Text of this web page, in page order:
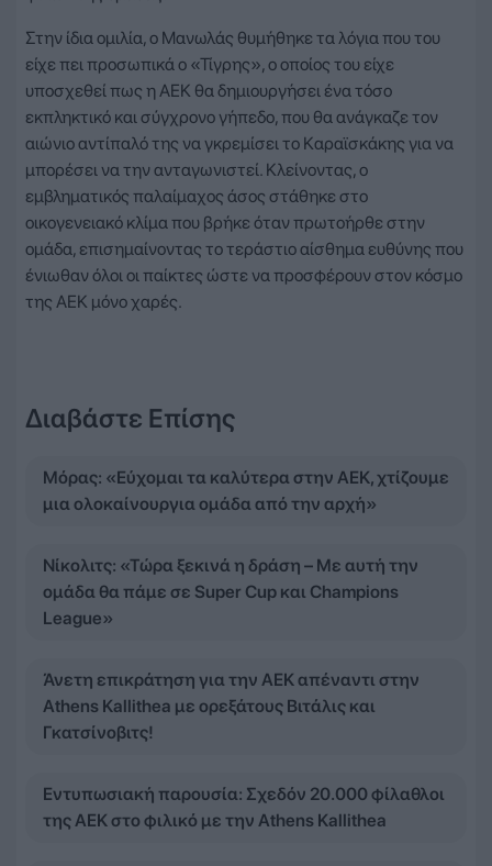
Στην ίδια ομιλία, ο Μανωλάς θυμήθηκε τα λόγια που του
είχε πει προσωπικά ο «Τίγρης», ο οποίος του είχε
υποσχεθεί πως η ΑΕΚ θα δημιουργήσει ένα τόσο
εκπληκτικό και σύγχρονο γήπεδο, που θα ανάγκαζε τον
αιώνιο αντίπαλό της να γκρεμίσει το Καραϊσκάκης για να
μπορέσει να την ανταγωνιστεί. Κλείνοντας, ο
εμβληματικός παλαίμαχος άσος στάθηκε στο
οικογενειακό κλίμα που βρήκε όταν πρωτοήρθε στην
ομάδα, επισημαίνοντας το τεράστιο αίσθημα ευθύνης που
ένιωθαν όλοι οι παίκτες ώστε να προσφέρουν στον κόσμο
της ΑΕΚ μόνο χαρές.
Διαβάστε Επίσης
Μόρας: «Εύχομαι τα καλύτερα στην ΑΕΚ, χτίζουμε
μια ολοκαίνουργια ομάδα από την αρχή»
Νίκολιτς: «Τώρα ξεκινά η δράση – Με αυτή την
ομάδα θα πάμε σε Super Cup και Champions
League»
Άνετη επικράτηση για την ΑΕΚ απέναντι στην
Athens Kallithea με ορεξάτους Βιτάλις και
Γκατσίνοβιτς!
Εντυπωσιακή παρουσία: Σχεδόν 20.000 φίλαθλοι
της ΑΕΚ στο φιλικό με την Athens Kallithea